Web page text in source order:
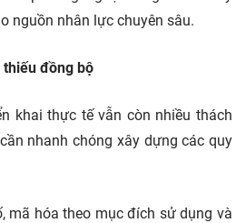
nguồn nhân lực chuyên sâu.
thiếu đồng bộ
khai thực tế vẫn còn nhiều thách
nhanh chóng xây dựng các quy
mã hóa theo mục đích sử dụng và